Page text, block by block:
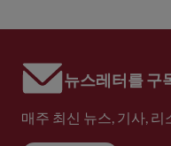
뉴스레터를 구
매주 최신 뉴스, 기사,